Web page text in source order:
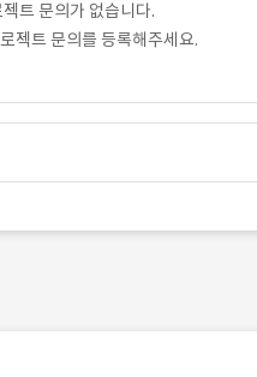
트 문의가 없습니다.
젝트 문의를 등록해주세요.